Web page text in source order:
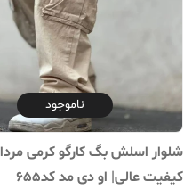
ناموجود
شلوار اسلش بگ کارگو کرمی
کیفیت عالی| او دی مد کد۶۵۵